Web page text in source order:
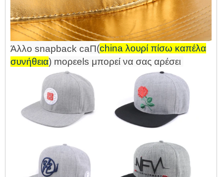
Άλλο snapback caΠ(china λουρί πίσω καπέλα
συνήθεια) moρεels μπορεί να σας αρέσει